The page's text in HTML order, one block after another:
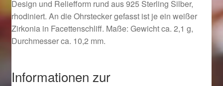
Ostergeschenke finden für Ostern 2018
Ostergeschenke finden für Ostern 2020
Design und Reliefform rund aus 925 Sterling Silber,
rhodiniert. An die Ohrstecker gefasst ist je ein weißer
Zirkonia in Facettenschliff. Maße: Gewicht ca. 2,1 g,
Durchmesser ca. 10,2 mm.
Informationen zur